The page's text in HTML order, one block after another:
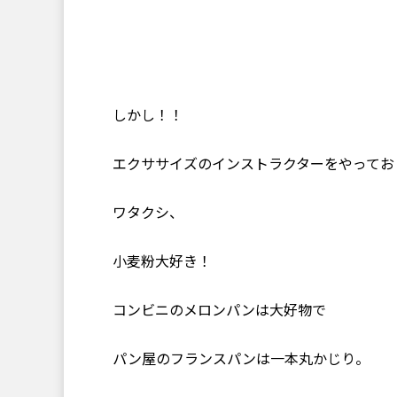
しかし！！
エクササイズのインストラクターをやって
ワタクシ、
小麦粉大好き！
コンビニのメロンパンは大好物で
パン屋のフランスパンは一本丸かじり。